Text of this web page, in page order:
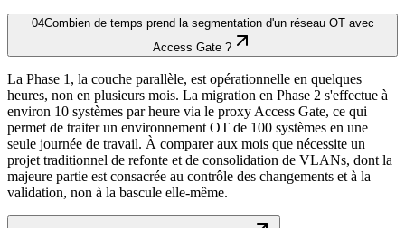
04Combien de temps prend la segmentation d'un réseau OT avec
Access Gate ?
La Phase 1, la couche parallèle, est opérationnelle en quelques
heures, non en plusieurs mois. La migration en Phase 2 s'effectue à
environ 10 systèmes par heure via le proxy Access Gate, ce qui
permet de traiter un environnement OT de 100 systèmes en une
seule journée de travail. À comparer aux mois que nécessite un
projet traditionnel de refonte et de consolidation de VLANs, dont la
majeure partie est consacrée au contrôle des changements et à la
validation, non à la bascule elle-même.